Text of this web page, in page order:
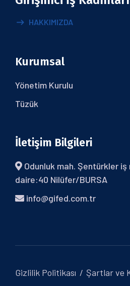
HAKKIMIZDA
Kurumsal
Yönetim Kurulu
Tüzük
İletişim Bilgileri
Odunluk mah. Şentürkler
daire:40 Nilüfer/BURSA
info@gifed.com.tr
Gizlilik Politikası Şartlar ve